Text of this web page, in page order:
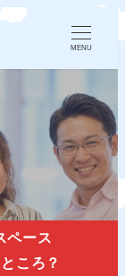
MENU
ペース
ころ？